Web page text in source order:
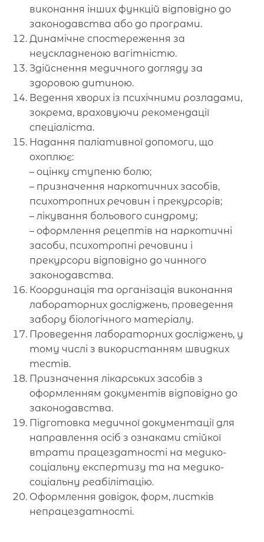
виконання інших функцій відповідно до
законодавства або до програми.
Динамічне спостереження за
неускладненою вагітністю.
Здійснення медичного догляду за
здоровою дитиною.
Ведення хворих із психічними розладами,
зокрема, враховуючи рекомендації
спеціаліста.
Надання паліативної допомоги, що
охоплює:
– оцінку ступеню болю;
– призначення наркотичних засобів,
психотропних речовин і прекурсорів;
– лікування больового синдрому;
– оформлення рецептів на наркотичні
засоби, психотропні речовини і
прекурсори відповідно до чинного
законодавства.
Координація та організація виконання
лабораторних досліджень, проведення
забору біологічного матеріалу.
Проведення лабораторних досліджень, у
тому числі з використанням швидких
тестів.
Призначення лікарських засобів з
оформленням документів відповідно до
законодавства.
Підготовка медичної документації для
направлення осіб з ознаками стійкої
втрати працездатності на медико-
соціальну експертизу та на медико-
соціальну реабілітацію.
Оформлення довідок, форм, листків
непрацездатності.